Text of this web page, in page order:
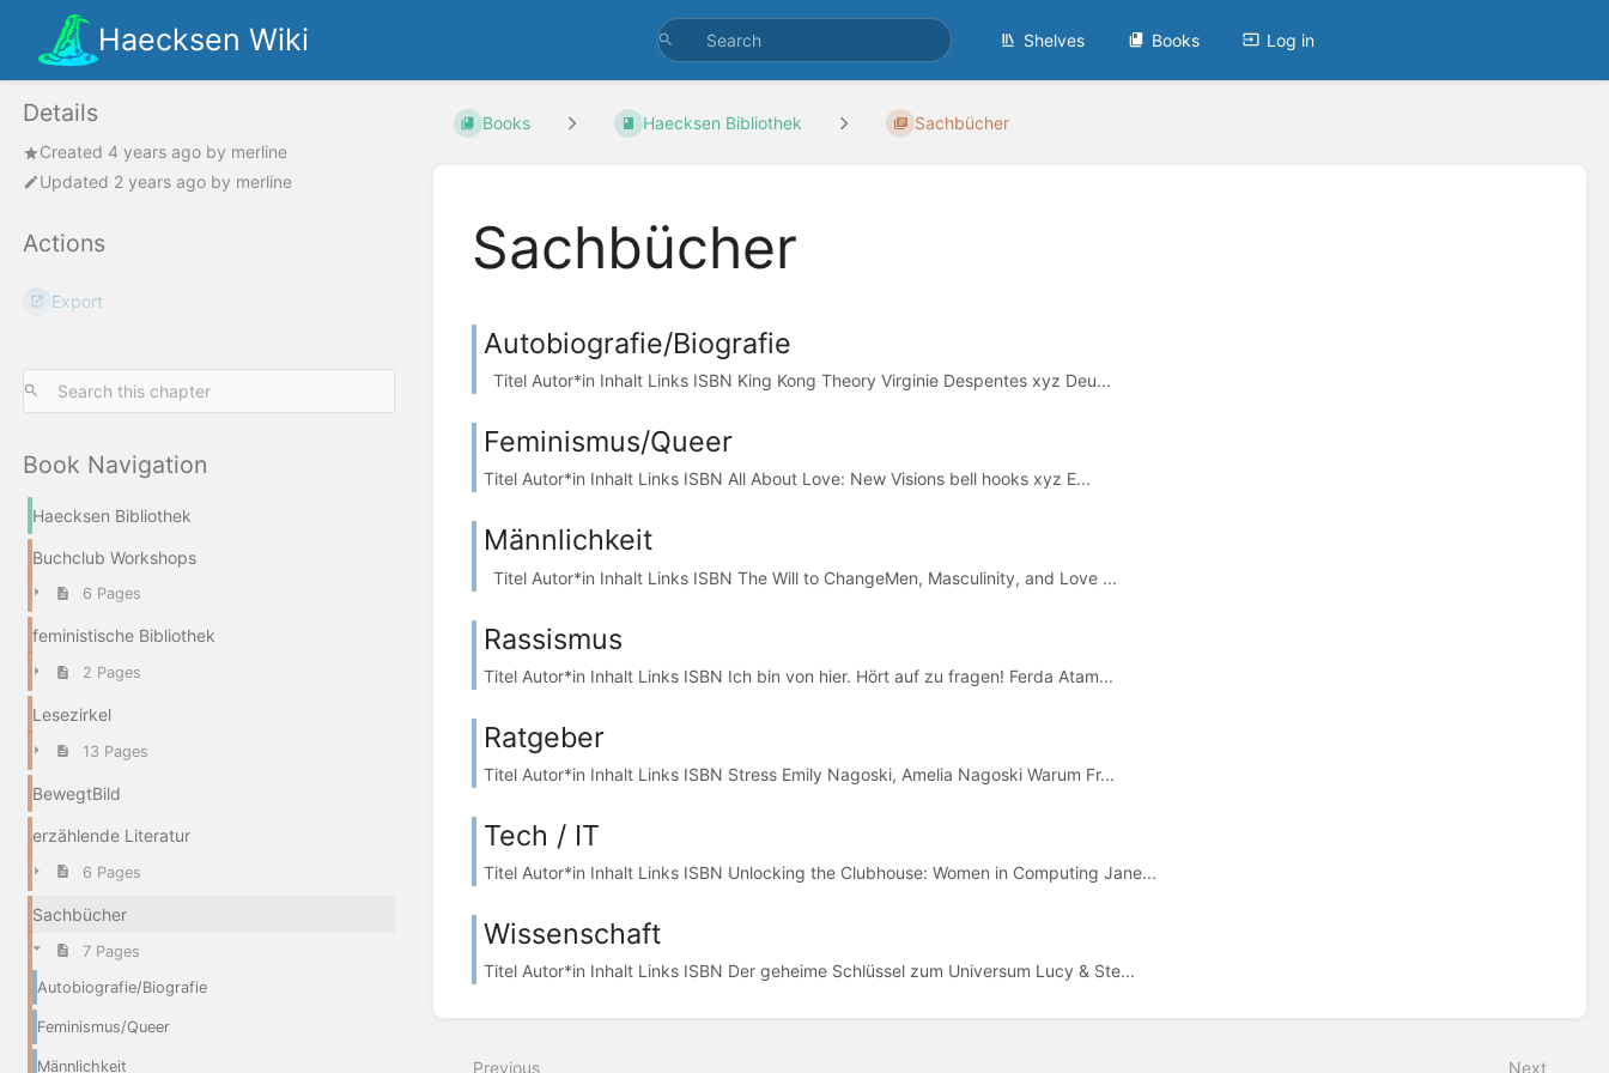
Haecksen Wiki Shelves Books Log in
Details
Created 4 years ago by merline
Updated 2 years ago by merline
Actions
Export
Book Navigation
Haecksen Bibliothek
Buchclub Workshops
6 Pages
feministische Bibliothek
2 Pages
Lesezirkel
13 Pages
BewegtBild
erzählende Literatur
6 Pages
Sachbücher
7 Pages
Autobiografie/Biografie
Feminismus/Queer
Männlichkeit
Books Haecksen Bibliothek Sachbücher
Sachbücher
Autobiografie/Biografie
Titel Autor*in Inhalt Links ISBN King Kong Theory Virginie Despentes xyz Deu...
Feminismus/Queer
Titel Autor*in Inhalt Links ISBN All About Love: New Visions bell hooks xyz E...
Männlichkeit
Titel Autor*in Inhalt Links ISBN The Will to ChangeMen, Masculinity, and Love ...
Rassismus
Titel Autor*in Inhalt Links ISBN Ich bin von hier. Hört auf zu fragen! Ferda Atam...
Ratgeber
Titel Autor*in Inhalt Links ISBN Stress Emily Nagoski, Amelia Nagoski Warum Fr...
Tech / IT
Titel Autor*in Inhalt Links ISBN Unlocking the Clubhouse: Women in Computing Jane...
Wissenschaft
Titel Autor*in Inhalt Links ISBN Der geheime Schlüssel zum Universum Lucy & Ste...
Previous Next